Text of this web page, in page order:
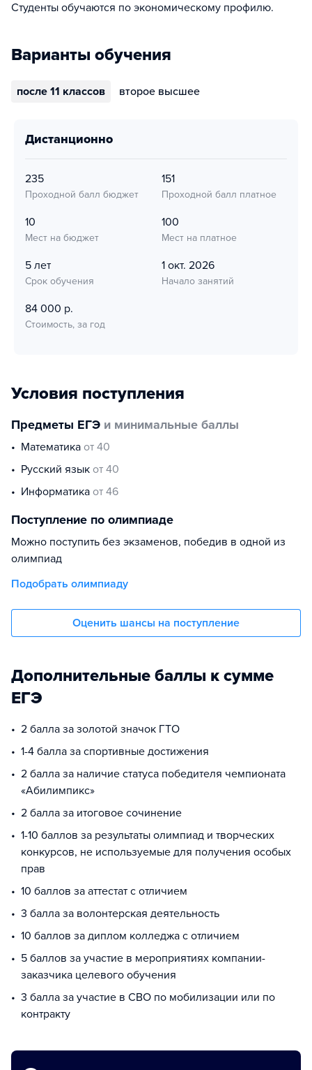
Студенты обучаются по экономическому профилю.
Варианты обучения
после 11 классов второе высшее
дистанционно
235
Проходной балл бюджет
151
Проходной балл платное
10
Мест на бюджет
100
Мест на платное
5 лет
Срок обучения
1 окт. 2026
Начало занятий
84 000 р.
Стоимость, за год
Условия поступления
Предметы ЕГЭ и минимальные баллы
математика от 40
русский язык от 40
информатика от 46
Поступление по олимпиаде
Можно поступить без экзаменов, победив в одной из
олимпиад
Подобрать олимпиаду
Оценить шансы на поступление
Дополнительные баллы к сумме
ЕГЭ
2 балла за золотой значок ГТО
1-4 балла за спортивные достижения
2 балла за наличие статуса победителя чемпионата
«Абилимпикс»
2 балла за итоговое сочинение
1-10 баллов за результаты олимпиад и творческих
конкурсов, не используемые для получения особых
прав
10 баллов за аттестат с отличием
3 балла за волонтерская деятельность
10 баллов за диплом колледжа с отличием
5 баллов за участие в мероприятиях компании-
заказчика целевого обучения
3 балла за участие в СВО по мобилизации или по
контракту